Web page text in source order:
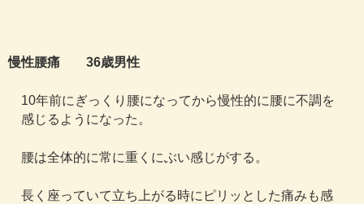
慢性腰痛 36歳男性
10年前にぎっくり腰になってから慢性的に腰に不調を
感じるようになった。
腰は全体的に常に重くにぶい感じがする。
長く座っていて立ち上がる時にピリッとした痛みも感